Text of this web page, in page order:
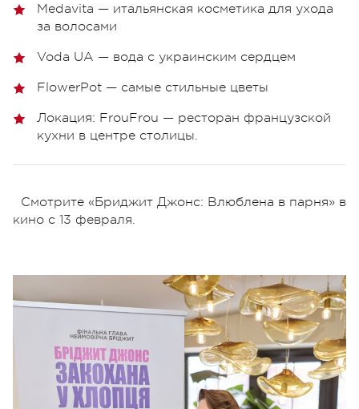
Medavita — итальянская косметика для ухода
за волосами
Voda UA — вода с украинским сердцем
FlowerPot — самые стильные цветы
Локация: FrouFrou — ресторан французской
кухни в центре столицы.
Смотрите «Бриджит Джонс: Влюблена в парня» в
кино с 13 февраля.